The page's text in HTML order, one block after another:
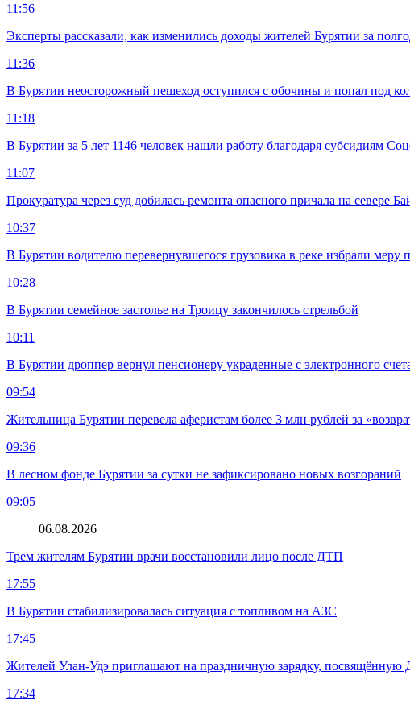
11:56
Эксперты рассказали, как изменились доходы жителей Бурятии за
11:36
В Бурятии неосторожный пешеход оступился с обочины и попал под
11:18
В Бурятии за 5 лет 1146 человек нашли работу благодаря субсидиям
11:07
Прокуратура через суд добилась ремонта опасного причала на севере
10:37
В Бурятии водителю перевернувшегося грузовика в реке избрали меру
10:28
В Бурятии семейное застолье на Троицу закончилось стрельбой
10:11
В Бурятии дроппер вернул пенсионеру украденные с электронного
09:54
Жительница Бурятии перевела аферистам более 3 млн рублей за
09:36
В лесном фонде Бурятии за сутки не зафиксировано новых возгораний
09:05
06.08.2026
Трем жителям Бурятии врачи восстановили лицо после ДТП
17:55
В Бурятии стабилизировалась ситуация с топливом на АЗС
17:45
Жителей Улан-Удэ приглашают на праздничную зарядку, посвящённую
17:34